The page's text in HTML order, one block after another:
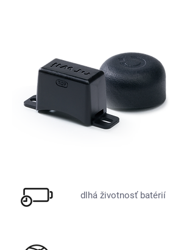
dlhá životnosť batérií